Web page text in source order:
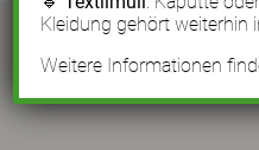
Kleidung gehört weiterhin
Weitere Informationen